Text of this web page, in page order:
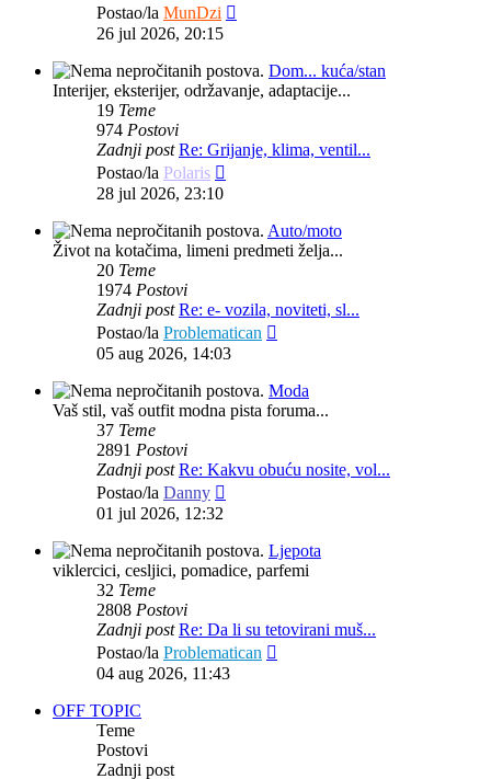
Postao/la MunDzi
26 jul 2026, 20:15
Dom... kuća/stan
Interijer, eksterijer, održavanje, adaptacije...
19 Teme
974 Postovi
Zadnji post Re: Grijanje, klima, ventil...
Postao/la Polaris
28 jul 2026, 23:10
Auto/moto
Život na kotačima, limeni predmeti želja...
20 Teme
1974 Postovi
Zadnji post Re: e- vozila, noviteti, sl...
Postao/la Problematican
05 aug 2026, 14:03
Moda
Vaš stil, vaš outfit modna pista foruma...
37 Teme
2891 Postovi
Zadnji post Re: Kakvu obuću nosite, vol...
Postao/la Danny
01 jul 2026, 12:32
Ljepota
viklercici, cesljici, pomadice, parfemi
32 Teme
2808 Postovi
Zadnji post Re: Da li su tetovirani muš...
Postao/la Problematican
04 aug 2026, 11:43
OFF TOPIC
Teme
Postovi
Zadnji post